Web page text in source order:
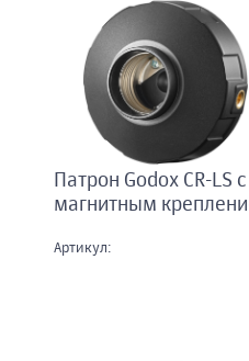
Патрон Godox CR-LS с
магнитным
Артикул: